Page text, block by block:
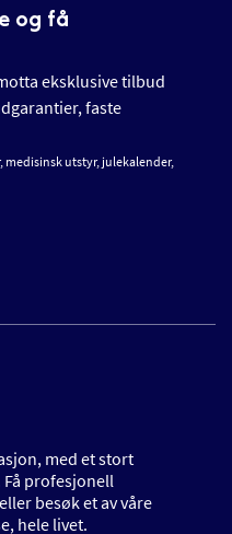
og få
eksklusive tilbud
faste
medisinsk utstyr, julekalender,
med et stort
profesjonell
besøk et av våre
hele livet.